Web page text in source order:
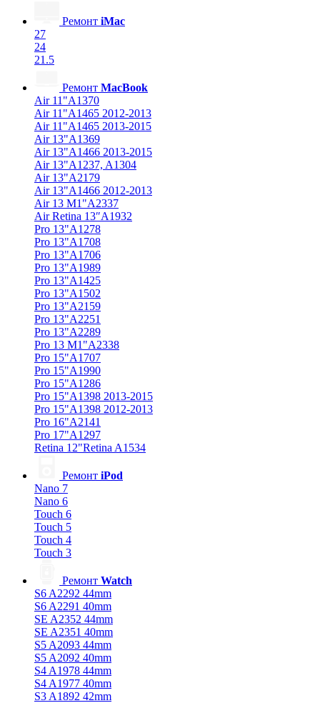
Ремонт iMac
27
24
21.5
Ремонт MacBook
Air 11"A1370
Air 11"A1465 2012-2013
Air 11"A1465 2013-2015
Air 13"A1369
Air 13"A1466 2013-2015
Air 13"A1237, A1304
Air 13"A2179
Air 13"A1466 2012-2013
Air 13 M1"A2337
Air Retina 13″A1932
Pro 13"A1278
Pro 13"A1708
Pro 13"A1706
Pro 13"A1989
Pro 13"A1425
Pro 13"A1502
Pro 13"A2159
Pro 13"A2251
Pro 13"A2289
Pro 13 M1"A2338
Pro 15"A1707
Pro 15"A1990
Pro 15"A1286
Pro 15"A1398 2013-2015
Pro 15"A1398 2012-2013
Pro 16"A2141
Pro 17"A1297
Retina 12"Retina A1534
Ремонт iPod
Nano 7
Nano 6
Touch 6
Touch 5
Touch 4
Touch 3
Ремонт Watch
S6 A2292 44mm
S6 A2291 40mm
SE A2352 44mm
SE A2351 40mm
S5 A2093 44mm
S5 A2092 40mm
S4 A1978 44mm
S4 A1977 40mm
S3 A1892 42mm